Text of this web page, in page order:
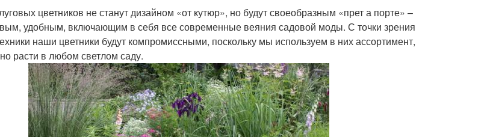
цветников не станут дизайном «от кутюр», но будут своеобразным «прет а порте» –
удобным, включающим в себя все современные веяния садовой моды. С точки зрения
наши цветники будут компромиссными, поскольку мы используем в них ассортимент,
расти в любом светлом саду.